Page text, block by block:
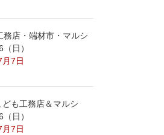
務店・端材市・マルシ
日）
7日
も工務店＆マルシ
日）
7日